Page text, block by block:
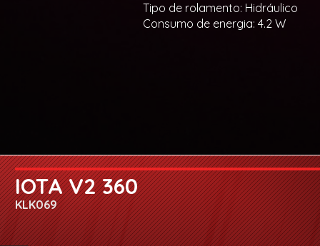
Tipo de rolamento: Hidráulico
Consumo de energia: 4.2 W
IOTA V2 360
KLK069